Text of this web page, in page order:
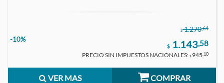
$ 1.270,64
-10%
$ 1.143,58
PRECIO SIN IMPUESTOS NACIONALES: $ 945,10
VER MAS COMPRAR